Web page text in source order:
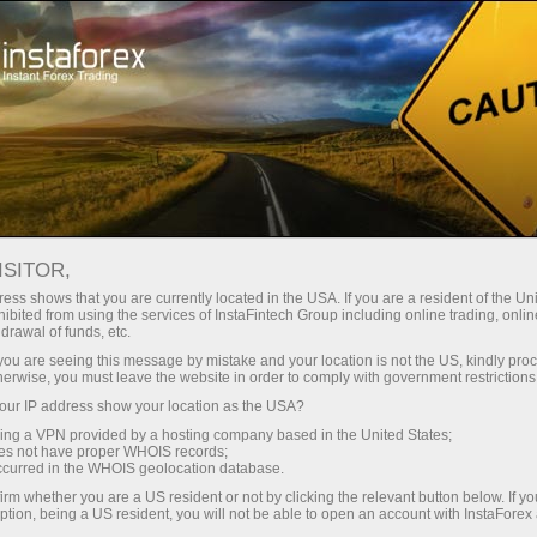
Трейдерам Калькулятор дивідендів
Калькулятор
дивідендів для
Форекс трейдерів
Даний розділ підійде для тих трейдерів, які
торгують контрактами на різницю по акціях
(CFD). На сторінці представлена таблиця
дивідендів, що містить інформацію про
shows that you are currently located in the USA. If you are a resident of the
from using the services of InstaFintech Group including online trading,
of funds, etc.
are seeing this message by mistake and your location is not the US, kindly
you must leave the website in order to comply with government
IP address show your location as the USA?
a VPN provided by a hosting company based in the United States;
not have proper WHOIS records;
in the WHOIS geolocation database.
whether you are a US resident or not by clicking the relevant button below. If
being a US resident, you will not be able to open an account with InstaForex